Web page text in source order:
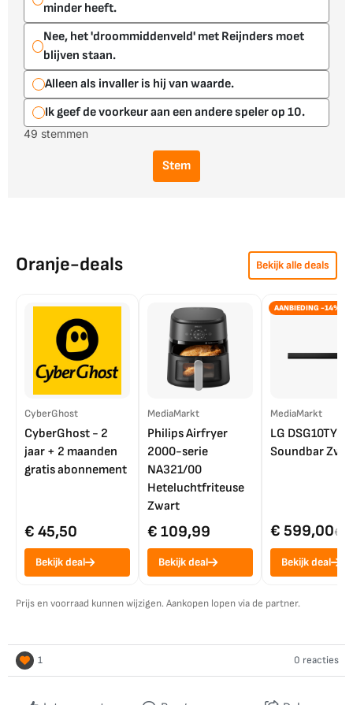
minder heeft.
Nee, het 'droommiddenveld' met Reijnders moet
blijven staan.
Alleen als invaller is hij van waarde.
Ik geef de voorkeur aan een andere speler op 10.
49 stemmen
Stem
Oranje-deals Bekijk alle deals
CyberGhost
CyberGhost - 2
jaar + 2 maanden
gratis abonnement
€ 45,50
Bekijk deal
MediaMarkt
Philips Airfryer
2000-serie
NA321/00
Heteluchtfriteuse
Zwart
€ 109,99
Bekijk deal
AANBIEDING -14%
MediaMarkt
LG DSG10TY
Soundbar
€ 599,00€
Bekijk deal
Prijs en voorraad kunnen wijzigen. Aankopen lopen via de partner.
1 0 reacties